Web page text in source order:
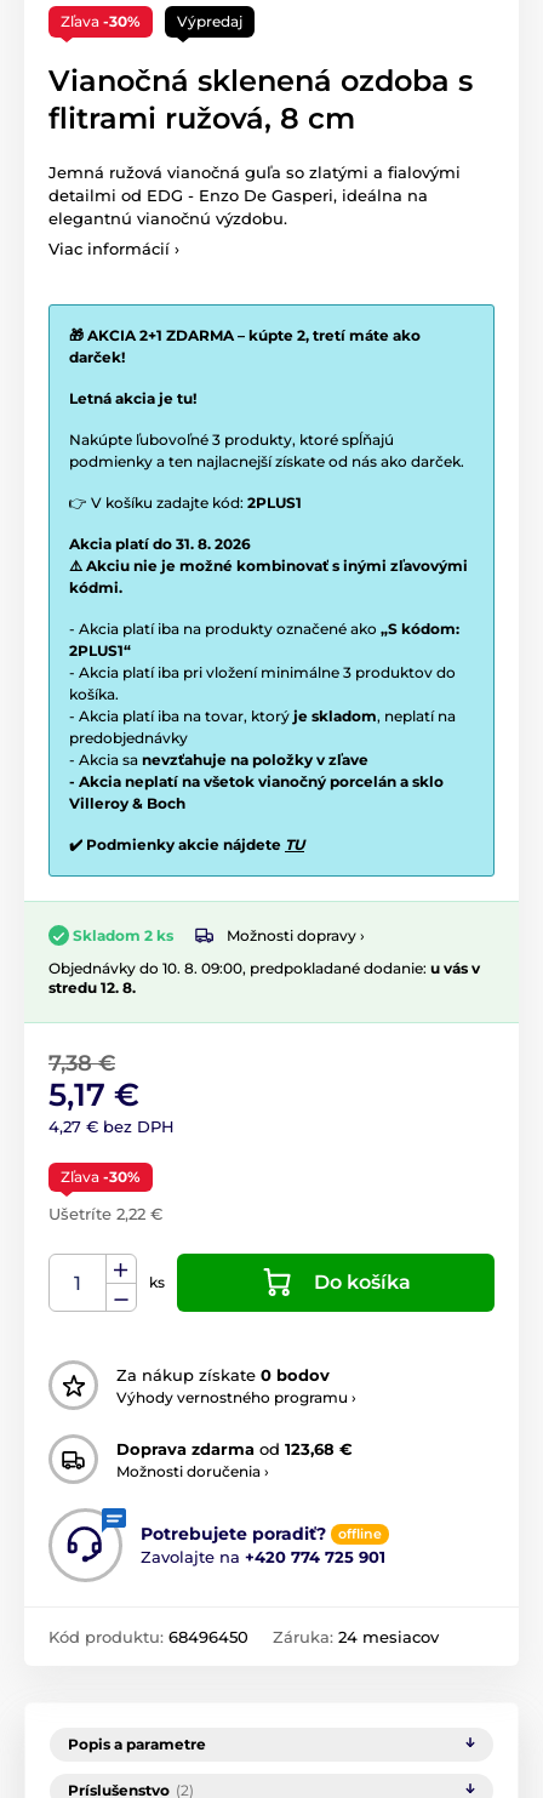
Zľava -30% Výpredaj
Vianočná sklenená ozdoba s
flitrami ružová, 8 cm
Jemná ružová vianočná guľa so zlatými a fialovými
detailmi od EDG - Enzo De Gasperi, ideálna na
elegantnú vianočnú výzdobu.
Viac informácií ›
🎁 AKCIA 2+1 ZDARMA – kúpte 2, tretí máte ako
darček!
Letná akcia je tu!
Nakúpte ľubovoľné 3 produkty, ktoré spĺňajú
podmienky a ten najlacnejší získate od nás ako darček.
👉 V košíku zadajte kód: 2PLUS1
Akcia platí do 31. 8. 2026
⚠️ Akciu nie je možné kombinovať s inými zľavovými
kódmi.
- Akcia platí iba na produkty označené ako „S kódom:
2PLUS1“
- Akcia platí iba pri vložení minimálne 3 produktov do
košíka.
- Akcia platí iba na tovar, ktorý je skladom, neplatí na
predobjednávky
- Akcia sa nevzťahuje na položky v zľave
- Akcia neplatí na všetok vianočný porcelán a sklo
Villeroy & Boch
✔️ Podmienky akcie nájdete TU
Skladom 2 ks
Možnosti dopravy ›
Objednávky do 10. 8. 09:00, predpokladané dodanie: u vás v
stredu 12. 8.
7,38 €
5,17 €
4,27 € bez DPH
Zľava -30%
Ušetríte 2,22 €
ks Do košíka
Za nákup získate 0 bodov
Výhody vernostného programu ›
Doprava zdarma od 123,68 €
Možnosti doručenia ›
Potrebujete poradiť? offline
Zavolajte na +420 774 725 901
Kód produktu: 68496450 Záruka: 24 mesiacov
Popis a parametre
Príslušenstvo (2)